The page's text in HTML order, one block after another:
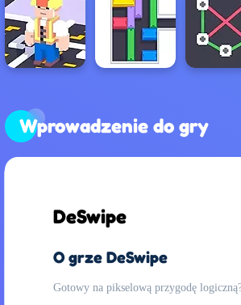
Wprowadzenie do gry
DeSwipe
O grze DeSwipe
Gotowy na pikselową przygodę